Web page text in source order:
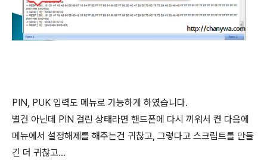
PIN, PUK 입력도 메뉴로 가능하게 하였습니다.
별건 아닌데 PIN 걸린 상태라면 핸드폰에 다시 끼워서 켠 다음에
메뉴에서 설정해제를 해주는건 귀찮고, 그렇다고 스크립트를 만들
긴 더 귀찮고...